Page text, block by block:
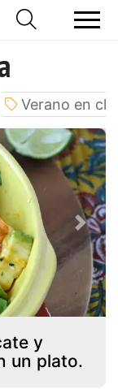
Verano en
y
un plato.
Next